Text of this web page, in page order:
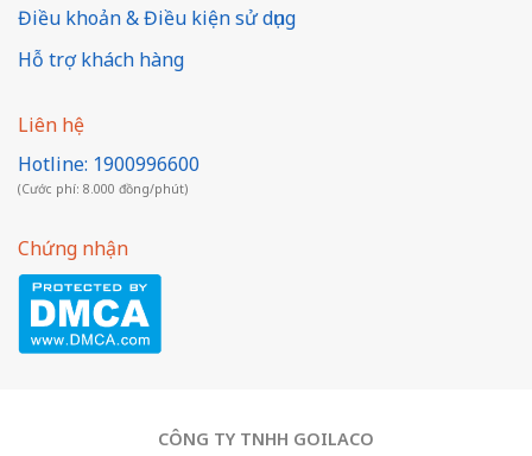
Điều khoản & Điều kiện sử dụng
Hỗ trợ khách hàng
Liên hệ
Hotline: 1900996600
(Cước phí: 8.000 đồng/phút)
Chứng nhận
CÔNG TY TNHH GOILACO